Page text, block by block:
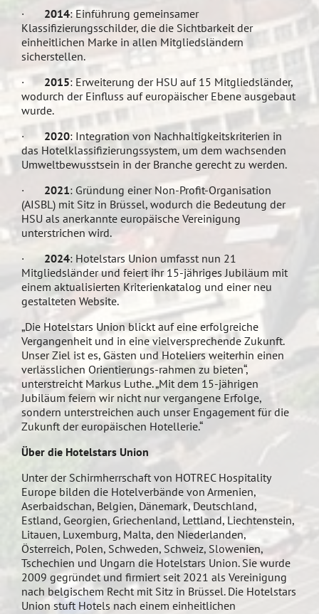
· 2014: Einführung gemeinsamer
Klassifizierungsschilder, die die Sichtbarkeit der
einheitlichen Marke in allen Mitgliedsländern
sicherstellen.
· 2015: Erweiterung der HSU auf 15 Mitgliedsländer,
wodurch der Einfluss auf europäischer Ebene ausgebaut
wurde.
·2020: Integration von Nachhaltigkeitskriterien in
das Hotelklassifizierungssystem, um dem wachsenden
Umweltbewusstsein in der Branche gerecht zu werden.
· 2021: Gründung einer Non-Profit-Organisation
(AISBL) mit Sitz in Brüssel, wodurch die Bedeutung der
HSU als anerkannte europäische Vereinigung
unterstrichen wird.
· 2024: Hotelstars Union umfasst nun 21
Mitgliedsländer und feiert ihr 15-jähriges Jubiläum mit
einem aktualisierten Kriterienkatalog und einer neu
gestalteten Website.
„Die Hotelstars Union blickt auf eine erfolgreiche
Vergangenheit und in eine vielversprechende Zukunft.
Unser Ziel ist es, Gästen und Hoteliers weiterhin einen
verlässlichen Orientierungs-rahmen zu bieten“,
unterstreicht Markus Luthe. „Mit dem 15-jährigen
Jubiläum feiern wir nicht nur vergangene Erfolge,
sondern unterstreichen auch unser Engagement für die
Zukunft der europäischen Hotellerie.“
Über die Hotelstars Union
Unter der Schirmherrschaft von HOTREC Hospitality
Europe bilden die Hotelverbände von Armenien,
Aserbaidschan, Belgien, Dänemark, Deutschland,
Estland, Georgien, Griechenland, Lettland, Liechtenstein,
Litauen, Luxemburg, Malta, den Niederlanden,
Österreich, Polen, Schweden, Schweiz, Slowenien,
Tschechien und Ungarn die Hotelstars Union. Sie wurde
2009 gegründet und firmiert seit 2021 als Vereinigung
nach belgischem Recht mit Sitz in Brüssel. Die Hotelstars
Union stuft Hotels nach einem einheitlichen